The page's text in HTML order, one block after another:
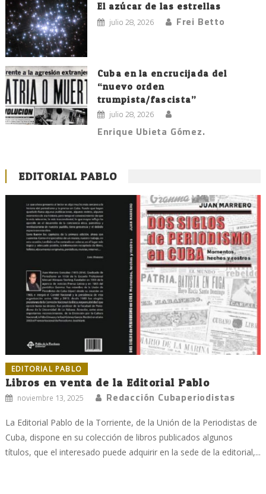
El azúcar de las estrellas
julio 28, 2026 Frei Betto
Cuba en la encrucijada del
“nuevo orden
trumpista/fascista”
julio 28, 2026
Enrique Ubieta Gómez.
EDITORIAL PABLO
EDITORIAL PABLO
Libros en venta de la Editorial Pablo
noviembre 13, 2025 Redacción Cubaperiodistas
La Editorial Pablo de la Torriente, de la Unión de la Periodistas de
Cuba, dispone en su colección de libros publicados algunos
títulos, que el interesado puede adquirir en la sede de la editorial,...